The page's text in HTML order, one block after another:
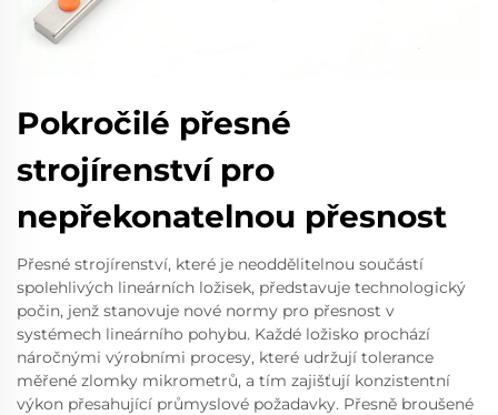
Pokročilé přesné
strojírenství pro
nepřekonatelnou přesnost
Přesné strojírenství, které je neoddělitelnou součástí
spolehlivých lineárních ložisek, představuje technologický
počin, jenž stanovuje nové normy pro přesnost v
systémech lineárního pohybu. Každé ložisko prochází
náročnými výrobními procesy, které udržují tolerance
měřené zlomky mikrometrů, a tím zajišťují konzistentní
výkon přesahující průmyslové požadavky. Přesně broušené